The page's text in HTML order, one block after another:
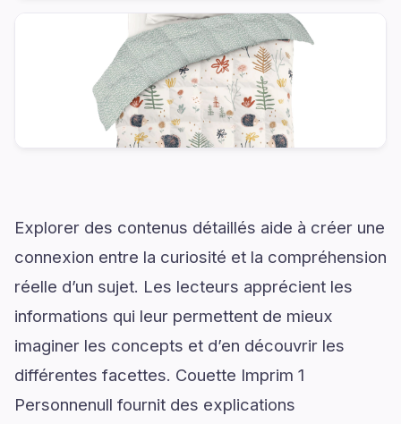
Explorer des contenus détaillés aide à créer une
connexion entre la curiosité et la compréhension
réelle d’un sujet. Les lecteurs apprécient les
informations qui leur permettent de mieux
imaginer les concepts et d’en découvrir les
différentes facettes. Couette Imprim 1
Personnenull fournit des explications